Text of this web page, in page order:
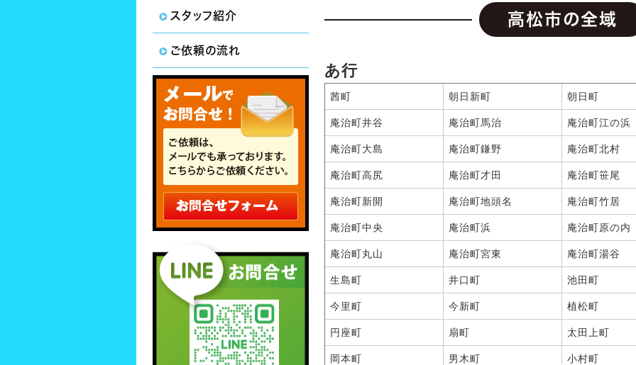
スタッフ紹介
ご依頼の流れ
高松市の全域
あ行
茜町 朝日新町 朝日町
庵治町井谷 庵治町馬治 庵治町江の浜
庵治町大島 庵治町鎌野 庵治町北村
庵治町高尻 庵治町才田 庵治町笹尾
庵治町新開 庵治町地頭名 庵治町竹居
庵治町中央 庵治町浜 庵治町原の内
庵治町丸山 庵治町宮東 庵治町湯谷
生島町 井口町 池田町
今里町 今新町 植松町
円座町 扇町 太田上町
岡本町 男木町 小村町